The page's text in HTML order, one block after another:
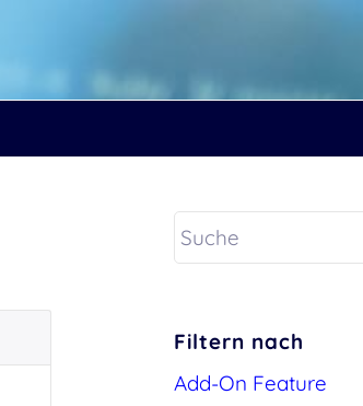
Filtern nach
Add-On Feature